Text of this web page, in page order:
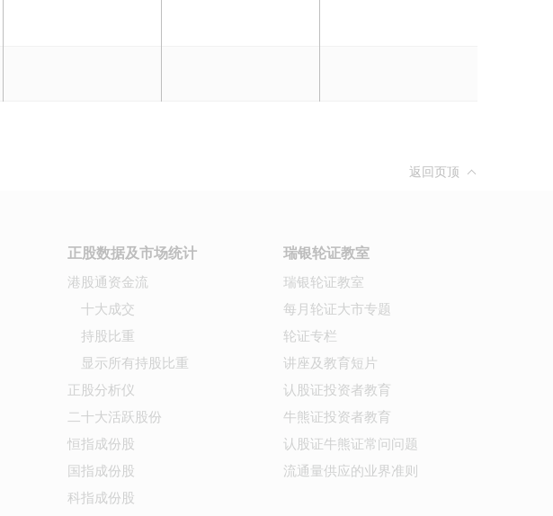
返回页顶
正股数据及市场统计
港股通资金流
十大成交
持股比重
显示所有持股比重
正股分析仪
二十大活跃股份
恒指成份股
国指成份股
科指成份股
瑞银轮证教室
瑞银轮证教室
每月轮证大市专题
轮证专栏
讲座及教育短片
认股证投资者教育
牛熊证投资者教育
认股证牛熊证常问问题
流通量供应的业界准则